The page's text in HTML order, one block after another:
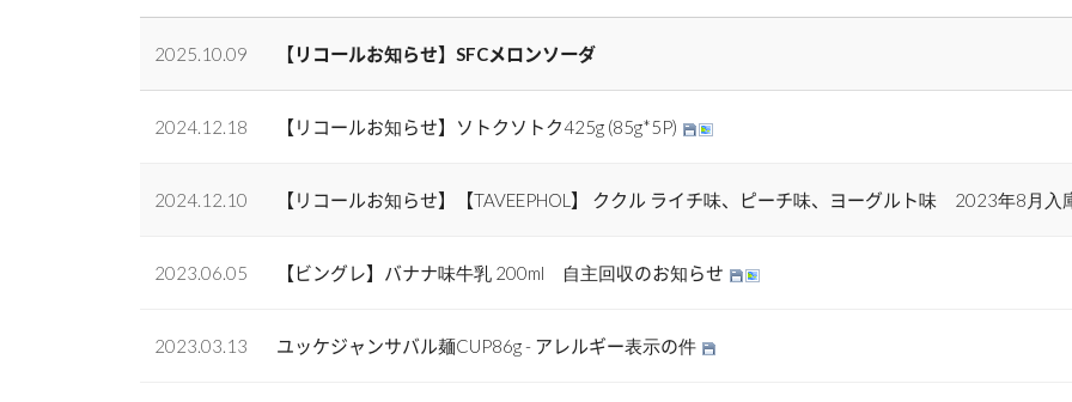
2025.10.09 【リコールお知らせ】SFCメロンソーダ
2024.12.18 【リコールお知らせ】ソトクソトク425g (85g*5P)
2024.12.10 【リコールお知らせ】【TAVEEPHOL】 ククル ライチ味、ピーチ味、ヨーグルト味 2023年8月入
2023.06.05 【ビングレ】バナナ味牛乳 200ml 自主回収のお知らせ
2023.03.13 ユッケジャンサバル麺CUP86g - アレルギー表示の件